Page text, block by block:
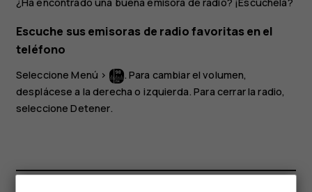
Nokia
130
2017
Smartphones
Escuche sus emisoras de radio favoritas en el
teléfono
SeleccioneMenú >
. Para cambiar el volumen,
desplácese a la derecha o izquierda. Para cerrar la radio,
seleccioneDetener.